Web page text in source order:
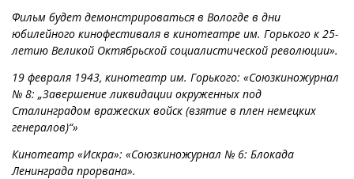
Фильм будет демонстрироваться в Вологде в дни
юбилейного кинофестиваля в кинотеатре им. Горького к 25-
летию Великой Октябрьской социалистической революции».
19 февраля 1943, кинотеатр им. Горького: «Союзкиножурнал
№ 8: „Завершение ликвидации окруженных под
Сталинградом вражеских войск (взятие в плен немецких
генералов)“»
Кинотеатр «Искра»: «Союзкиножурнал № 6: Блокада
Ленинграда прорвана».